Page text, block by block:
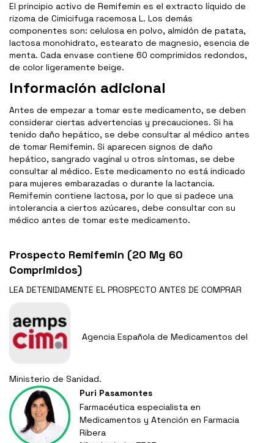
El principio activo de Remifemin es el extracto líquido de
rizoma de Cimicifuga racemosa L. Los demás
componentes son: celulosa en polvo, almidón de patata,
lactosa monohidrato, estearato de magnesio, esencia de
menta. Cada envase contiene 60 comprimidos redondos,
de color ligeramente beige.
Información adicional
Antes de empezar a tomar este medicamento, se deben
considerar ciertas advertencias y precauciones. Si ha
tenido daño hepático, se debe consultar al médico antes
de tomar Remifemin. Si aparecen signos de daño
hepático, sangrado vaginal u otros síntomas, se debe
consultar al médico. Este medicamento no está indicado
para mujeres embarazadas o durante la lactancia.
Remifemin contiene lactosa, por lo que si padece una
intolerancia a ciertos azúcares, debe consultar con su
médico antes de tomar este medicamento.
Prospecto Remifemin (20 Mg 60
Comprimidos)
LEA DETENIDAMENTE EL PROSPECTO ANTES DE COMPRAR
Agencia Española de Medicamentos del
Ministerio de Sanidad.
Puri Pasamontes
Farmacéutica especialista en
Medicamentos y Atención en Farmacia
Ribera